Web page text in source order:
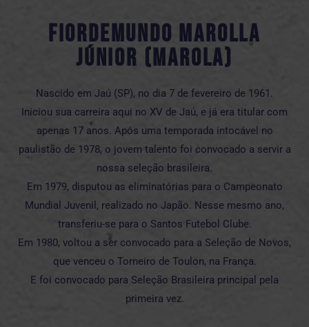
fiordemundo marolla
júnior (marola)
Nascido em Jaú (SP), no dia 7 de fevereiro de 1961.
Iniciou sua carreira aqui no XV de Jaú, e já era titular com
apenas 17 anos. Após uma temporada intocável no
paulistão de 1978, o jovem talento foi convocado a servir a
nossa seleção brasileira.
Em 1979, disputou as eliminatórias para o Campeonato
Mundial Juvenil, realizado no Japão. Nesse mesmo ano,
transferiu-se para o Santos Futebol Clube.
Em 1980, voltou a ser convocado para a Seleção de Novos,
que venceu o Torneiro de Toulon, na França.
E foi convocado para Seleção Brasileira principal pela
primeira vez.